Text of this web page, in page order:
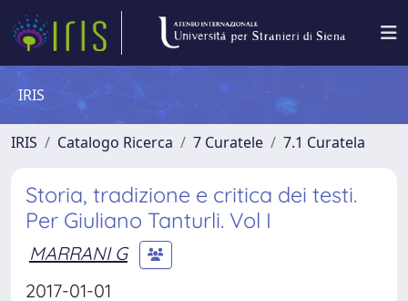
IRIS
IRIS Catalogo Ricerca 7 Curatele 7.1 Curatela
Storia, tradizione e critica dei testi.
Per Giuliano Tanturli. Vol I
MARRANI G
2017-01-01